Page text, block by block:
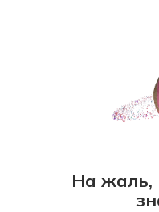
На жаль,